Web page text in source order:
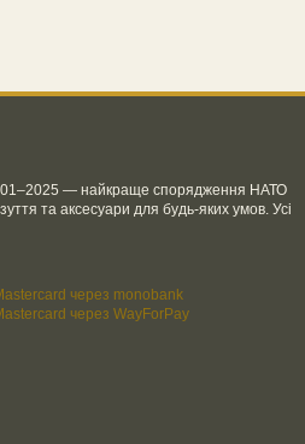
— найкраще спорядження НАТО
та аксесуари для будь-яких умов. Усі